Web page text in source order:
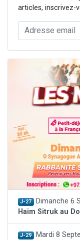
articles, inscrivez-
J-27 Dimanche 6
Haim Sitruk au
J-29 Mardi 8